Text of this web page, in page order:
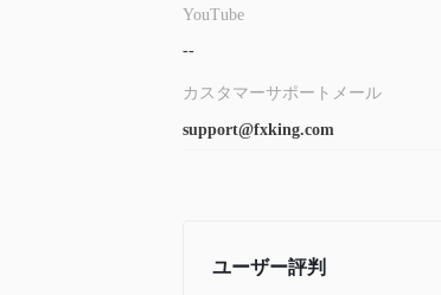
YouTube
--
カスタマーサポートメール
support@fxking.com
ユーザー評判